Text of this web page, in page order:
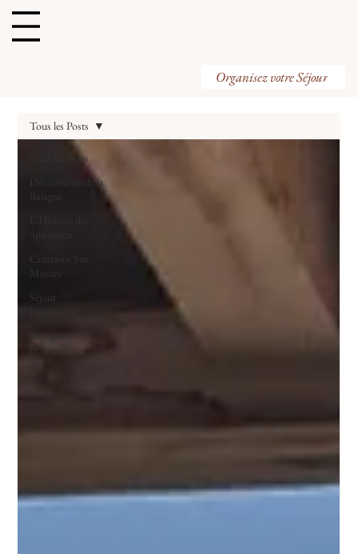
Organisez votre Séjour
Tous les Posts
Découvertes de la
Balagne
Spiritueux
Créations Sur
Mesure
Séjour
Voyages
Intérieurs
Tous les Posts